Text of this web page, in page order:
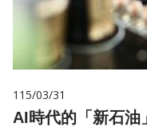
115/03/31
AI時代的「新石油